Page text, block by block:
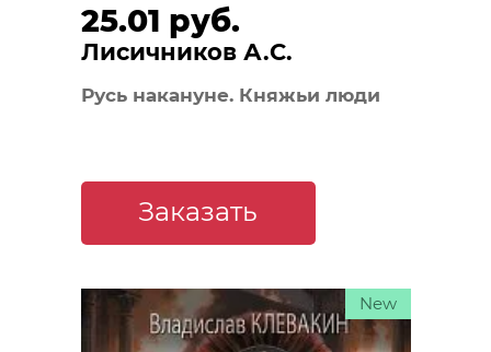
25.01 руб.
Лисичников А.С.
Русь накануне. Княжьи люди
Заказать
New